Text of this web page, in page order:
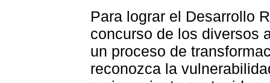
Para lograr el Desarrollo
concurso de los diversos
un proceso de
reconozca la